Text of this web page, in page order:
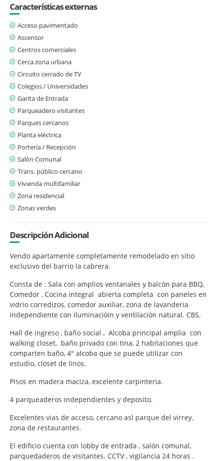
Características externas
Acceso pavimentado
Ascensor
Centros comerciales
Cerca zona urbana
Circuito cerrado de TV
Colegios / Universidades
Garita de Entrada
Parqueadero visitantes
Parques cercanos
Planta eléctrica
Portería / Recepción
Salón Comunal
Trans. público cercano
Vivienda multifamiliar
Zona residencial
Zonas verdes
Descripción Adicional
Vendo apartamente completamente remodelado en sitio
exclusivo del barrio la cabrera.
Consta de : Sala con amplios ventanales y balcón para BBQ,
Comedor , Cocina integral abierta completa con paneles en
vidrio corredizos, comedor auxiliar, zona de lavanderia
independiente con iluminacióin y ventilación natural. CBS.
Hall de ingreso , baño social , Alcoba principal amplia con
walking closet, baño privado con tina, 2 habitaciones que
comparten baño, 4° alcoba que se puede utilizar con
estudio, closet de linos.
Pisos en madera maciza, excelente carpinteria.
4 parqueaderos independientes y deposito.
Excelentes vias de acceso, cercano asl parque del virrey.
zona de restaurantes.
El edificio cuenta con lobby de entrada , salón comunal,
parquedaderos de visitantes. CCTV , vigilancia 24 horas .